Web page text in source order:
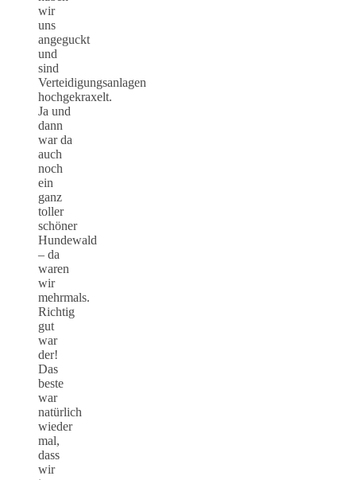
wir
uns
angeguckt
und
sind
Verteidigungsanlagen
hochgekraxelt.
Ja und
dann
war da
auch
noch
ein
ganz
toller
schöner
Hundewald
– da
waren
wir
mehrmals.
Richtig
gut
war
der!
Das
beste
war
natürlich
wieder
mal,
dass
wir